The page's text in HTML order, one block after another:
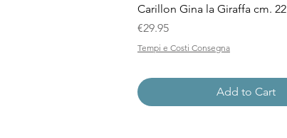
Quick View
Carillon Gina la Giraffa cm. 22
Price
€29.95
Tempi e Costi Consegna
Add to Cart